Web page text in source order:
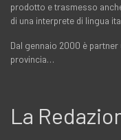
prodotto e trasmesso
di una interprete di lingua
Dal gennaio 2000 è
provincia…
La